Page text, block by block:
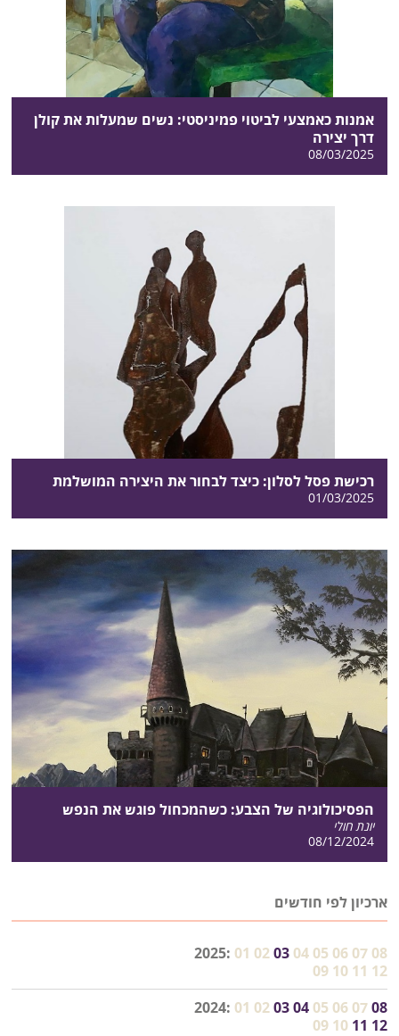
אמנות כאמצעי לביטוי פמיניסטי: נשים שמעלות את קולן
דרך יצירה
08/03/2025
רכישת פסל לסלון: כיצד לבחור את היצירה המושלמת
01/03/2025
הפסיכולוגיה של הצבע: כשהמכחול פוגש את הנפש
יונת חולי
08/12/2024
ארכיון לפי חודשים
2025: 01 02 03 04 05 06 07 08
09 10 11 12
2024: 01 02 03 04 05 06 07 08
09 10 11 12